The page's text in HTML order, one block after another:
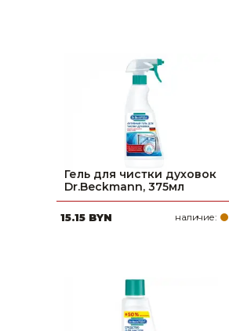
Товары для дома
Сантехника
Автомобильные товары, инструменты
Резинотехнические, асбестовые изделия, каболка
Гель для чистки духовок
Dr.Beckmann, 375мл
15.15 BYN наличие: